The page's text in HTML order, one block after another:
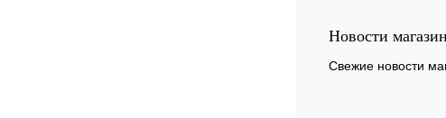
Купить в 1 клик
В избранное
Новости
Свежие новости